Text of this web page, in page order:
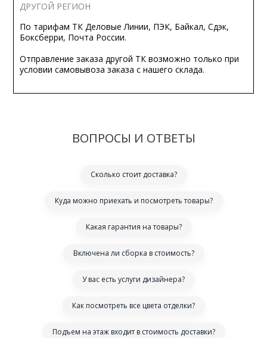
ДРУГОЙ РЕГИОН
По тарифам ТК Деловые Линии, ПЭК, Байкал, Сдэк,
Боксберри, Почта России.
Отправление заказа другой ТК возможно только при
условии самовывоза заказа с нашего склада.
ВОПРОСЫ И ОТВЕТЫ
Сколько стоит доставка?
Куда можно приехать и посмотреть товары?
Какая гарантия на товары?
Включена ли сборка в стоимость?
У вас есть услуги дизайнера?
Как посмотреть все цвета отделки?
Подъем на этаж входит в стоимость доставки?